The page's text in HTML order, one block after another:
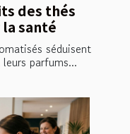
des thés
santé
séduisent
parfums...